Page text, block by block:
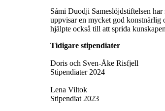
Sámi Duodji Sameslöjdstiftelsen
uppvisar en mycket god konstnärlig
hjälpte också till att sprida
Tidigare stipendiater
Doris och Sven-Åke Risfjell
Stipendiater 2024
Lena Viltok
Stipendiat 2023